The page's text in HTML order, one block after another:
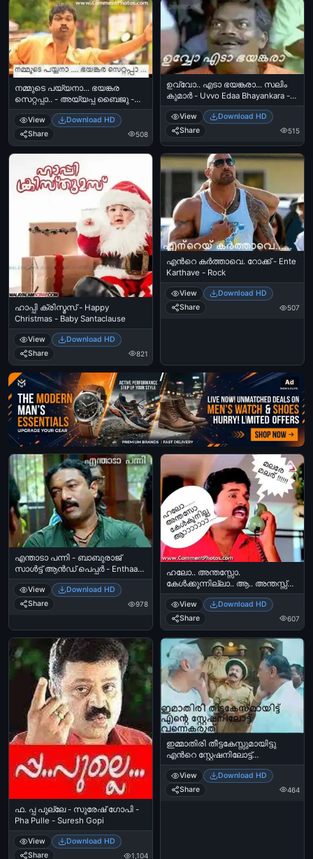
നമ്മുടെ പയ്യനാ... ഭയങ്കര
സെറ്റപ്പാ.. - അയ്യപ്പ ബൈജു -
Nammude Paiyana.. Bhayankara
Setupa - Aiyappa Baiju
View
Download HD
Share
508
ഉവ്വോ.. എടാ ഭയങ്കരാ... സലിം
കുമാര്‍ - Uvvo Edaa Bhayankara -
Salim Kumar
View
Download HD
Share
515
ഹാപ്പി ക്രിസ്മസ് - Happy
Christmas - Baby Santaclause
View
Download HD
Share
821
എന്‍റെ കര്‍ത്താവെ. റോക്ക് - Ente
Karthave - Rock
View
Download HD
Share
507
Ad
എന്താടാ പന്നി - ബാബുരാജ്
സാള്‍ട്ട് ആന്‍ഡ്‌ പെപ്പര്‍ - Enthaada
Panni - Baburaj in Salt and Pepper
View
Download HD
Share
978
ഹലോ.. അന്തസ്സോ.
കേള്‍ക്കുന്നില്ലാ.. ആ.. അന്തസ്സ്
വേണമെടാ അന്തസ്സ് Malare Malar
- മുകേഷ് രാത്രി 11 മണി ഫോണ്‍
കോള്‍ - Hello Anthasso,
Kelkkunnilla, Anthas Venameda
Anthassu - Malar Malare - Mukesh
Night 11 O Clock Phone Call
View
Download HD
Share
607
ഫ. പ്പ പുല്ലേ - സുരേഷ് ഗോപി -
Pha Pulle - Suresh Gopi
View
Download HD
Share
1,104
ഇമ്മാതിരി തീട്ടകേസ്സുമായിട്ടു
എന്‍റെ സ്റ്റേഷനിലോട്ട്
വന്നേക്കരുത് - Immathiri
Theetakesumaayittu Ente
Stationilottu Vannekkaruth - Amen
View
Download HD
Share
464